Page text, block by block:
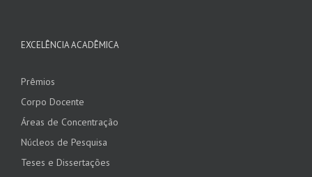
EXCELÊNCIA ACADÊMICA
Prêmios
Corpo Docente
Áreas de Concentração
Núcleos de Pesquisa
Teses e Dissertações